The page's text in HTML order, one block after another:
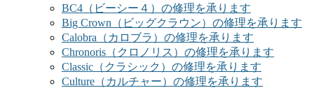
BC4（ビーシー４）の修理を承ります
Big Crown（ビッグクラウン）の修理を承ります
Calobra（カロブラ）の修理を承ります
Chronoris（クロノリス）の修理を承ります
Classic（クラシック）の修理を承ります
Culture（カルチャー）の修理を承ります